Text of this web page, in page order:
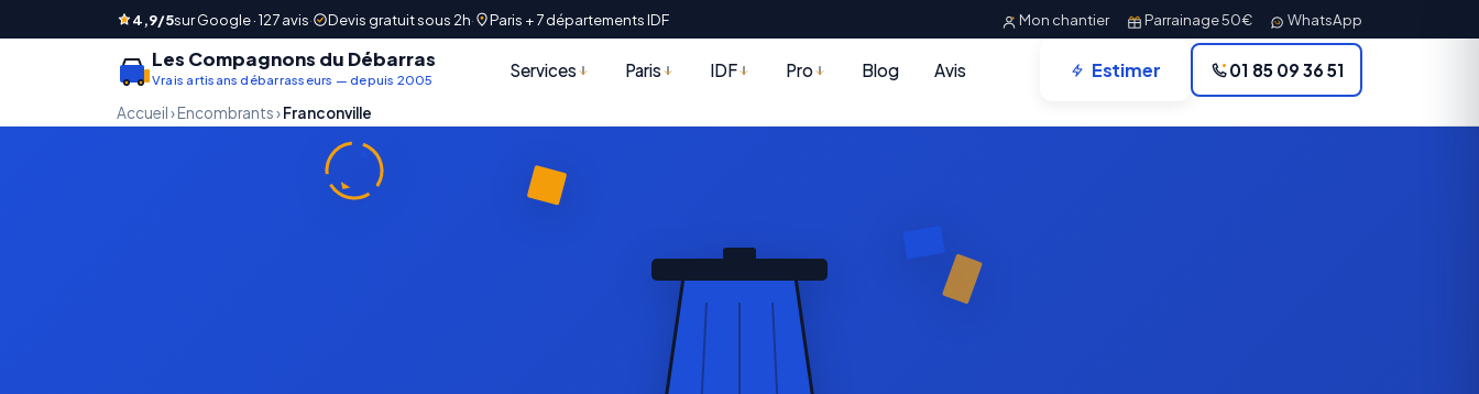
4,9/5sur Google · 127 avis· Devis gratuit sous 2h· Paris + 7 départements IDF Mon chantier Parrainage 50€ WhatsApp
Les Compagnons du Débarras
Vrais artisans débarrasseurs — depuis 2005 Services Paris IDF Pro Blog Avis Estimer 01 85 09 36 51
Accueil›Encombrants›Franconville